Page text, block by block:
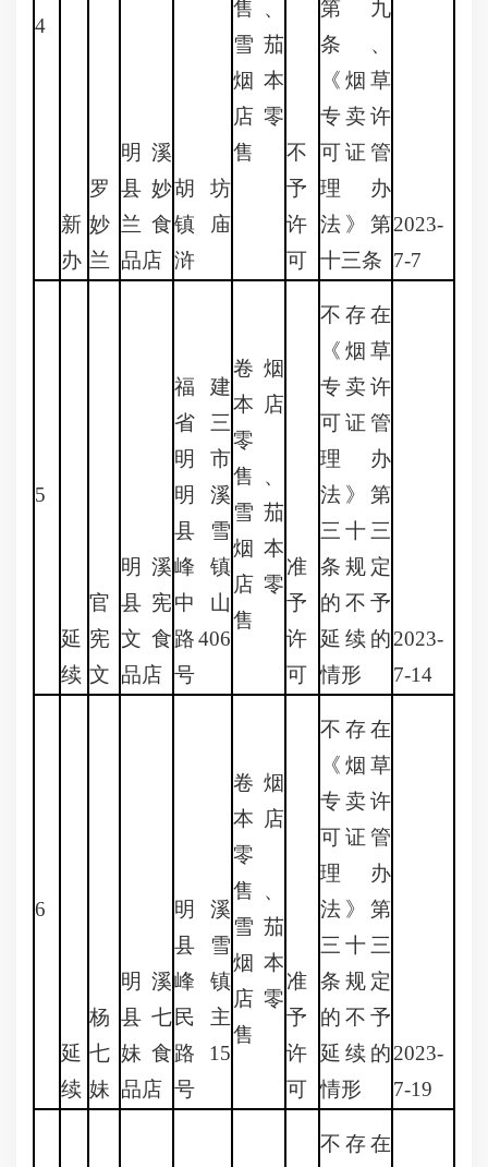
4
新
办
罗
妙
兰
明溪
县妙
兰食
品店
胡坊
镇庙
浒
售、
雪茄
烟本
店零
售
不
予
许
可
第九
条、
《烟草
专卖许
可证管
理办
法》第
十三条
2023-
7-7
5
延
续
官
宪
文
明溪
县宪
文食
品店
福建
省三
明市
明溪
县雪
峰镇
中山
路406
号
卷烟
本店
零
售、
雪茄
烟本
店零
售
准
予
许
可
不存在
《烟草
专卖许
可证管
理办
法》第
三十三
条规定
的不予
延续的
情形
2023-
7-14
6
延
续
杨
七
妹
明溪
县七
妹食
品店
明溪
县雪
峰镇
民主
路15
号
卷烟
本店
零
售、
雪茄
烟本
店零
售
准
予
许
可
不存在
《烟草
专卖许
可证管
理办
法》第
三十三
条规定
的不予
延续的
情形
2023-
7-19
不存在